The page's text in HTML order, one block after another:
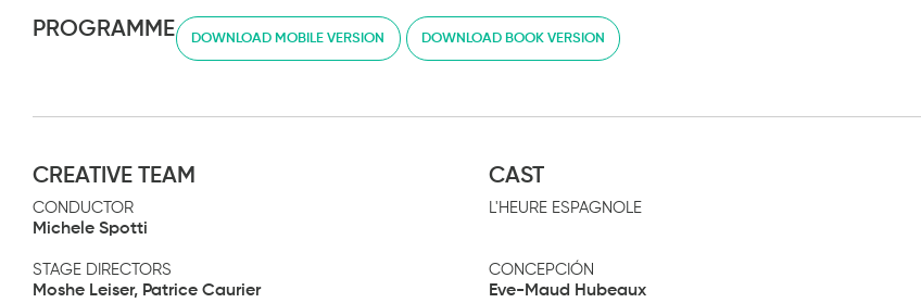
PROGRAMME DOWNLOAD MOBILE VERSION DOWNLOAD BOOK VERSION
CREATIVE TEAM
CONDUCTOR
Michele Spotti
STAGE DIRECTORS
Moshe Leiser, Patrice Caurier
CAST
L'HEURE ESPAGNOLE
CONCEPCIÓN
Eve-Maud Hubeaux